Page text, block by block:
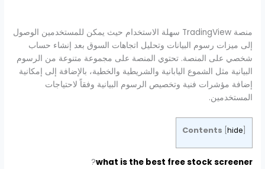
منصة TradingView سهلة الاستخدام حيث يمكن للمستخدمين الوصول
إلى ميزات رسوم البيانات وتحليل اتجاهات السوق بعد إنشاء حساب
شخصي على المنصة. تحتوي المنصة على مجموعة متنوعة من الرسوم
البيانية مثل الشموع اليابانية والشريطية والخطية، بالإضافة إلى إمكانية
إضافة مؤشرات فنية وتخصيص الرسوم البيانية وفقاً لاحتياجات
المستخدمين.
Contents hide]
what is the best free stock screener
?